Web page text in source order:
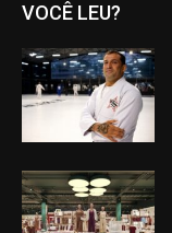
VOCÊ LEU?